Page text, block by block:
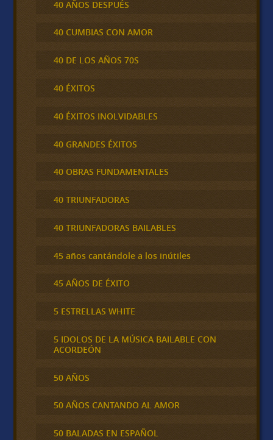
40 AÑOS DESPUÉS
40 CUMBIAS CON AMOR
40 DE LOS AÑOS 70S
40 ÉXITOS
40 ÉXITOS INOLVIDABLES
40 GRANDES ÉXITOS
40 OBRAS FUNDAMENTALES
40 TRIUNFADORAS
40 TRIUNFADORAS BAILABLES
45 años cantándole a los inútiles
45 AÑOS DE ÉXITO
5 ESTRELLAS WHITE
5 IDOLOS DE LA MÚSICA BAILABLE CON
ACORDEÓN
50 AÑOS
50 AÑOS CANTANDO AL AMOR
50 BALADAS EN ESPAÑOL